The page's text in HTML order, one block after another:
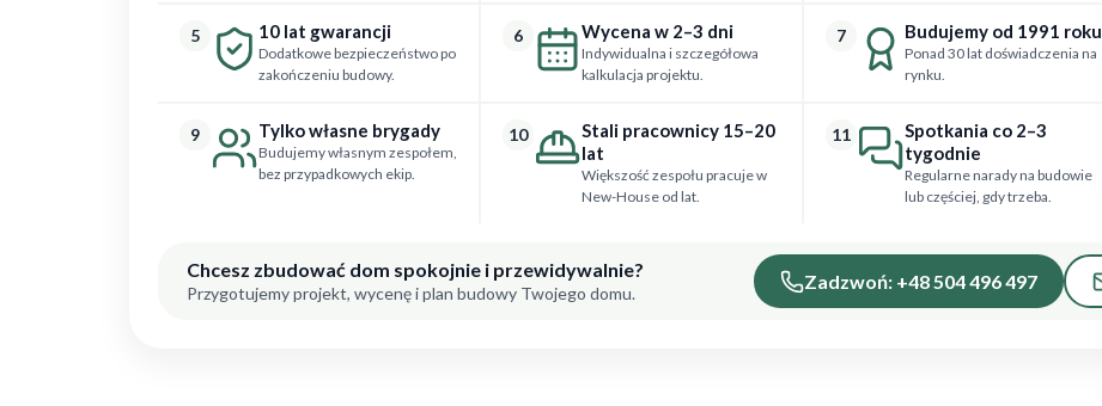
5 10 lat gwarancji
Dodatkowe bezpieczeństwo po
zakończeniu budowy.
6 Wycena w 2–3 dni
Indywidualna i szczegółowa
kalkulacja projektu.
7 Budujemy od 1991 roku
Ponad 30 lat doświadczenia na
rynku.
9 Tylko własne brygady
Budujemy własnym zespołem,
bez przypadkowych ekip.
10
Stali pracownicy 15–20
lat
Większość zespołu pracuje w
New-House od lat.
11
Spotkania co 2–3
tygodnie
Regularne narady na budowie
lub częściej, gdy trzeba.
Chcesz zbudować dom spokojnie i przewidywalnie?
Przygotujemy projekt, wycenę i plan budowy Twojego domu. Zadzwoń: +48 504 496 497